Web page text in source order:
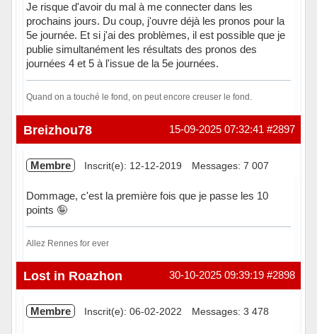
Je risque d'avoir du mal à me connecter dans les
prochains jours. Du coup, j'ouvre déjà les pronos pour la
5e journée. Et si j'ai des problèmes, il est possible que je
publie simultanément les résultats des pronos des
journées 4 et 5 à l'issue de la 5e journées.
Quand on a touché le fond, on peut encore creuser le fond.
Hors ligne #2897
15-09-2025 07:32:41
Breizhou78
Membre Inscrit(e): 12-12-2019 Messages: 7 007
Dommage, c'est la première fois que je passe les 10
points 🤪
Allez Rennes for ever
Hors ligne #2898
30-10-2025 09:39:19
Lost in Roazhon
Membre Inscrit(e): 06-02-2022 Messages: 3 478